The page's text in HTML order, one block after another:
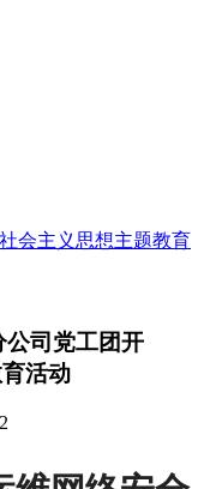
会主义思想主题教育
公司党工团开
活动